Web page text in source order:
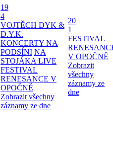
19
4
VOJTĚCH DYK &
D.Y.K.
KONCERTY NA
PODSÍNI NA
STOJÁKA LIVE
FESTIVAL
RENESANCE V
OPOČNĚ
Zobrazit všechny
záznamy ze dne
20
1
FESTIVAL
V OPOČNĚ
Zobrazit
všechny
záznamy ze
dne